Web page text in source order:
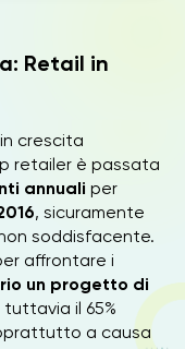
Retail in
crescita
retailer è passata
annuali per
, sicuramente
soddisfacente.
affrontare i
un progetto di
tuttavia il 65%
a causa